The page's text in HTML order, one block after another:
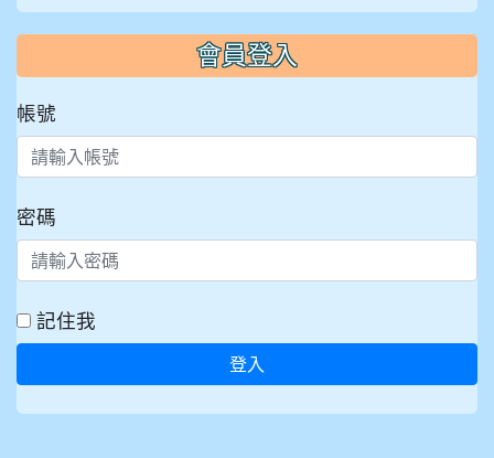
會員登入
帳號
密碼
記住我
登入